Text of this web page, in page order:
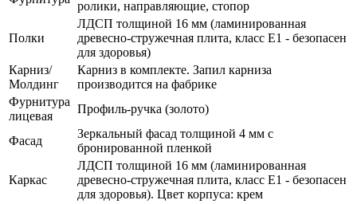
ролики, направляющие, стопор
Полки
ЛДСП толщиной 16 мм (ламинированная
древесно-стружечная плита, класс E1 - безопасен
для здоровья)
Карниз/
Молдинг
Карниз в комплекте. Запил карниза
производится на фабрике
Фурнитура
лицевая
Профиль-ручка (золото)
Фасад
Зеркальный фасад толщиной 4 мм с
бронированной пленкой
Каркас
ЛДСП толщиной 16 мм (ламинированная
древесно-стружечная плита, класс E1 - безопасен
для здоровья). Цвет корпуса: крем